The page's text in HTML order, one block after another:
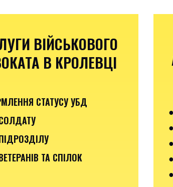
ВІЙСЬКОВОГО
В КРОЛЕВЦІ
СТАТУСУ УБД
ТА СПІЛОК
●
●